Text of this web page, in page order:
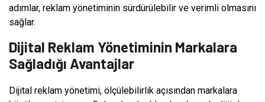
adımlar, reklam yönetiminin sürdürülebilir ve verimli olmasını
sağlar.
Dijital Reklam Yönetiminin Markalara
Sağladığı Avantajlar
Dijital reklam yönetimi, ölçülebilirlik açısından markalara